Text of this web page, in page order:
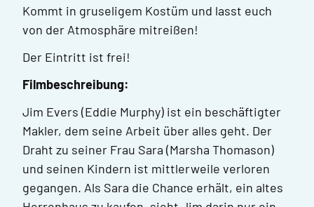
Kommt in gruseligem Kostüm und lasst euch
von der Atmosphäre mitreißen!
Der Eintritt ist frei!
Filmbeschreibung:
Jim Evers (Eddie Murphy) ist ein beschäftigter
Makler, dem seine Arbeit über alles geht. Der
Draht zu seiner Frau Sara (Marsha Thomason)
und seinen Kindern ist mittlerweile verloren
gegangen. Als Sara die Chance erhält, ein altes